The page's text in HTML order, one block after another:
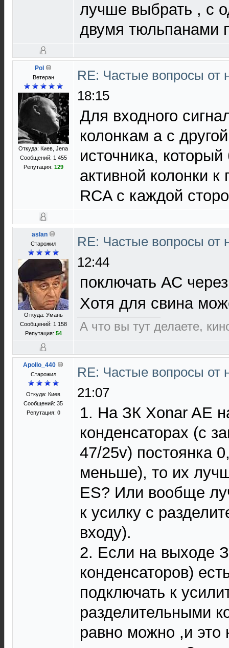
лучше выбрать , с
двумя тюльпанами
Pol
Ветеран
Откуда: Киев, Jena
Сообщений: 1 455
Репутация: 129
RE: Частые вопросы от
18:15
Для входного
колонкам а с
источника,
активной колонки
RCA с каждой
aslan
Старожил
Откуда: Умань
Сообщений: 1 158
Репутация: 54
RE: Частые вопросы от
12:44
поключать АС
Хотя для свина
А что вы тут делаете,
Apollo_440
Старожил
Откуда: Киев
Сообщений: 35
Репутация: 0
RE: Частые вопросы от
21:07
1. На ЗК Xonar AE
конденсаторах (с
47/25v) постоянка
меньше), то их
ES? Или вообще
к усилку с
входу).
2. Если на выходе
конденсаторов)
подключать к
разделительными
равно можно ,и это